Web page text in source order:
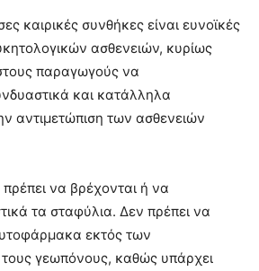
καιρικές συνθήκες είναι ευνοϊκές
ασθενειών, κυρίως
παραγωγούς να
και κατάλληλα
αντιμετώπιση των ασθενειών
πρέπει να βρέχονται ή να
τα σταφύλια. Δεν πρέπει να
εκτός των
γεωπόνους, καθώς υπάρχει